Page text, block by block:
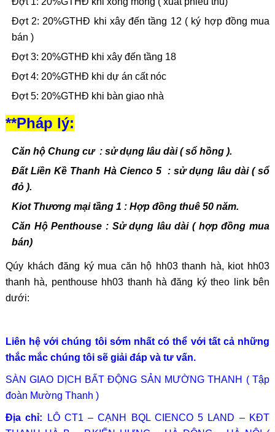
Đợt 2: 20%GTHĐ khi xây đến tầng 12 ( ký hợp đồng mua
bán )
Đợt 3: 20%GTHĐ khi xây đến tầng 18
Đợt 4: 20%GTHĐ khi dự án cất nóc
Đợt 5: 20%GTHĐ khi bàn giao nhà
**Pháp lý:
Căn hộ Chung cư : sử dụng lâu dài ( sổ hồng ).
Đất Liền Kề Thanh Hà Cienco 5 : sử dụng lâu dài ( sổ
đỏ ).
Kiot Thương mại tầng 1 : Hợp đồng thuê 50 năm.
Căn Hộ Penthouse : Sử dụng lâu dài ( hợp đồng mua
bán)
Qúy khách đăng ký mua căn hộ hh03 thanh hà, kiot hh03
thanh hà, penthouse hh03 thanh hà đăng ký theo link bên
dưới:
Liên hệ với chúng tôi sớm nhất có thể với tất cả những
thắc mắc chúng tôi sẽ giải đáp và tư vấn.
SÀN GIAO DỊCH BẤT ĐỘNG SẢN MƯỜNG THANH ( Tập
đoàn Mường Thanh )
Địa chỉ:
LÔ CT1 – CẠNH BQL CIENCO 5 LAND – KĐT